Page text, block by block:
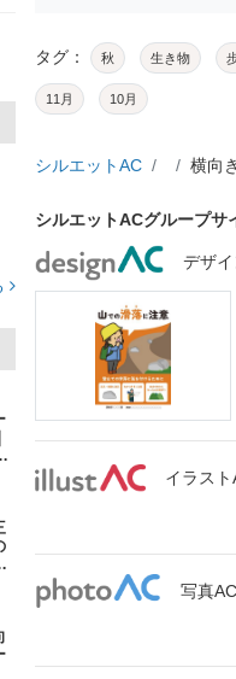
タグ： 秋 生き物
11月 10月
シルエットAC 横向
シルエットACグループサ
デザ
イラス
写真